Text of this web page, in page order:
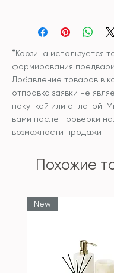
Размер: 20,5*29см
*Корзина используется
формирования
Добавление товаров в
отправка заявки не
покупкой или оплатой.
вами после проверки
возможности продажи
Похожие
New